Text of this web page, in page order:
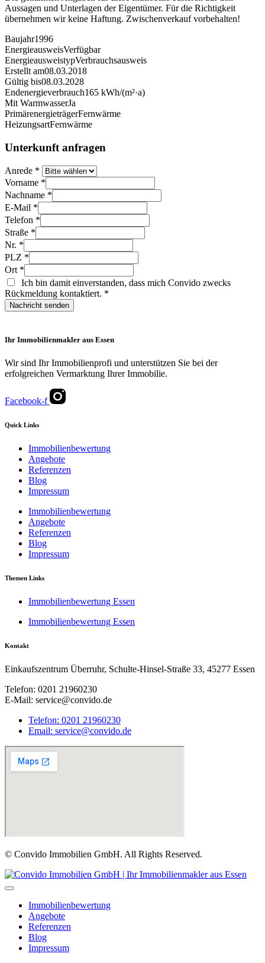
Aussagen und Unterlagen der Eigentümer. Für die Richtigkeit
übernehmen wir keine Haftung. Zwischenverkauf vorbehalten!
Baujahr1996
EnergieausweisVerfügbar
Energie­ausweistypVerbrauchsausweis
Erstellt am08.03.2018
Gültig bis08.03.2028
Endenergieverbrauch165 kWh/(m²·a)
Mit WarmwasserJa
PrimärenergieträgerFernwärme
HeizungsartFernwärme
Unterkunft anfragen
Anrede *
Vorname *
Nachname *
E-Mail *
Telefon *
Straße *
Nr. *
PLZ *
Ort *
Ich bin damit einverstanden, dass mich Convido zwecks
Rückmeldung kontaktiert. *
Nachricht senden
Ihr Immobilienmakler aus Essen
Wir sind Ihr Immobilienprofi und unterstützen Sie bei der
erfolgreichen Vermarktung Ihrer Immobilie.
Facebook-f
Quick Links
Immobilienbewertung
Angebote
Referenzen
Blog
Impressum
Immobilienbewertung
Angebote
Referenzen
Blog
Impressum
Themen Links
Immobilienbewertung Essen
Immobilienbewertung Essen
Kontakt
Einkaufszentrum Überruhr, Schulte-Hinsel-Straße 33, 45277 Essen
Telefon: 0201 21960230
E-Mail: service@convido.de
Telefon: 0201 21960230
Email: service@convido.de
© Convido Immobilien GmbH. All Rights Reserved.
Immobilienbewertung
Angebote
Referenzen
Blog
Impressum